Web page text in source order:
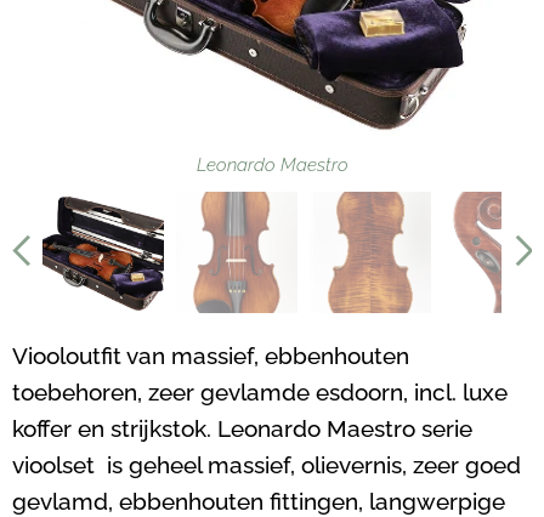
Leonardo Maestro
Viooloutfit van massief, ebbenhouten
toebehoren, zeer gevlamde esdoorn, incl. luxe
koffer en strijkstok. Leonardo Maestro serie
vioolset is geheel massief, olievernis, zeer goed
gevlamd, ebbenhouten fittingen, langwerpige